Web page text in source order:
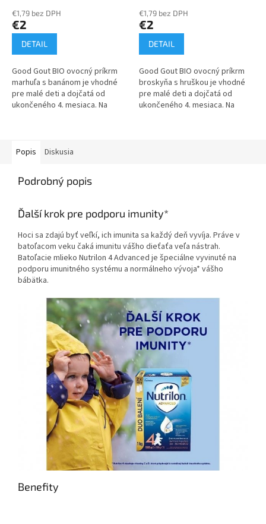
€1,79 bez DPH
€2
DETAIL
Good Gout BIO ovocný príkrm
marhuľa s banánom je vhodné
pre malé deti a dojčatá od
ukončeného 4. mesiaca. Na
€1,79 bez DPH
€2
DETAIL
Good Gout BIO ovocný príkrm
broskyňa s hruškou je vhodné
pre malé deti a dojčatá od
ukončeného 4. mesiaca. Na
Popis
Diskusia
Podrobný popis
Ďalší krok pre podporu imunity*
Hoci sa zdajú byť veľkí, ich imunita sa každý deň vyvíja. Práve v
batoľacom veku čaká imunitu vášho dieťaťa veľa nástrah.
Batoľacie mlieko Nutrilon 4 Advanced je špeciálne vyvinuté na
podporu imunitného systému a normálneho vývoja* vášho
bábätka.
Benefity